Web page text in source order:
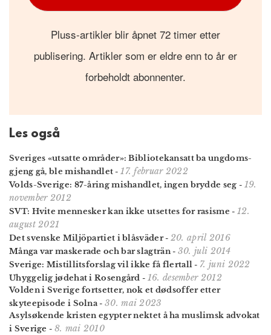
Pluss-artikler blir åpnet 72 timer etter
publisering. Artikler som er eldre enn to år er
forbeholdt abonnenter.
Les også
Sveriges «utsatte områder»: Bibliotek­ansatt ba ungdoms­
gjeng gå, ble mishandlet -17. februar 2022
Volds-Sverige: 87-åring mishandlet, ingen brydde seg - 19.
november 2012
SVT: Hvite mennesker kan ikke utsettes for rasisme - 12.
august 2021
Det svenske Miljöpartiet i blåsväder- 20. april 2016
Många var maskerade och bar slagträn- 30. juli 2014
Sverige: Mistillitsforslag vil ikke få flertall - 7. juni 2022
Uhyggelig jødehat i Rosengård - 16. desember 2012
Volden i Sverige fortsetter, nok et dødsoffer etter
skyteepisode i Solna -30. mai 2023
Asylsøkende kristen egypter nektet å ha muslimsk advokat
i Sverige - 8. mai 2010